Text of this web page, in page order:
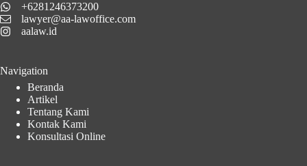
+6281246373200
lawyer@aa-lawoffice.com
aalaw.id
Navigation
Beranda
Artikel
Tentang Kami
Kontak Kami
Konsultasi Online